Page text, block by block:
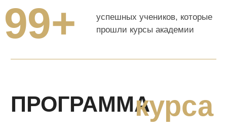
выдается сертификат о